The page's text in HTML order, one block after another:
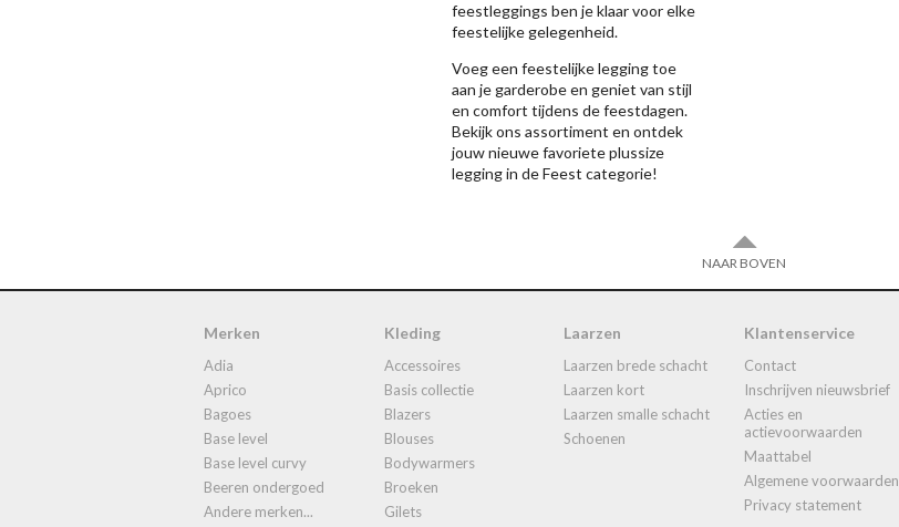
feestleggings ben je klaar voor elke
feestelijke gelegenheid.
Voeg een feestelijke legging toe
aan je garderobe en geniet van stijl
en comfort tijdens de feestdagen.
Bekijk ons assortiment en ontdek
jouw nieuwe favoriete plussize
legging in de Feest categorie!
NAAR BOVEN
Merken
adia
aprico
bagoes
base level
base level curvy
beeren ondergoed
andere merken...
Kleding
accessoires
basis collectie
blazers
blouses
bodywarmers
broeken
gilets
Laarzen
laarzen brede schacht
laarzen kort
laarzen smalle schacht
schoenen
Klantenservice
contact
inschrijven nieuwsbrief
acties en
actievoorwaarden
maattabel
algemene voorwaarden
privacy statement